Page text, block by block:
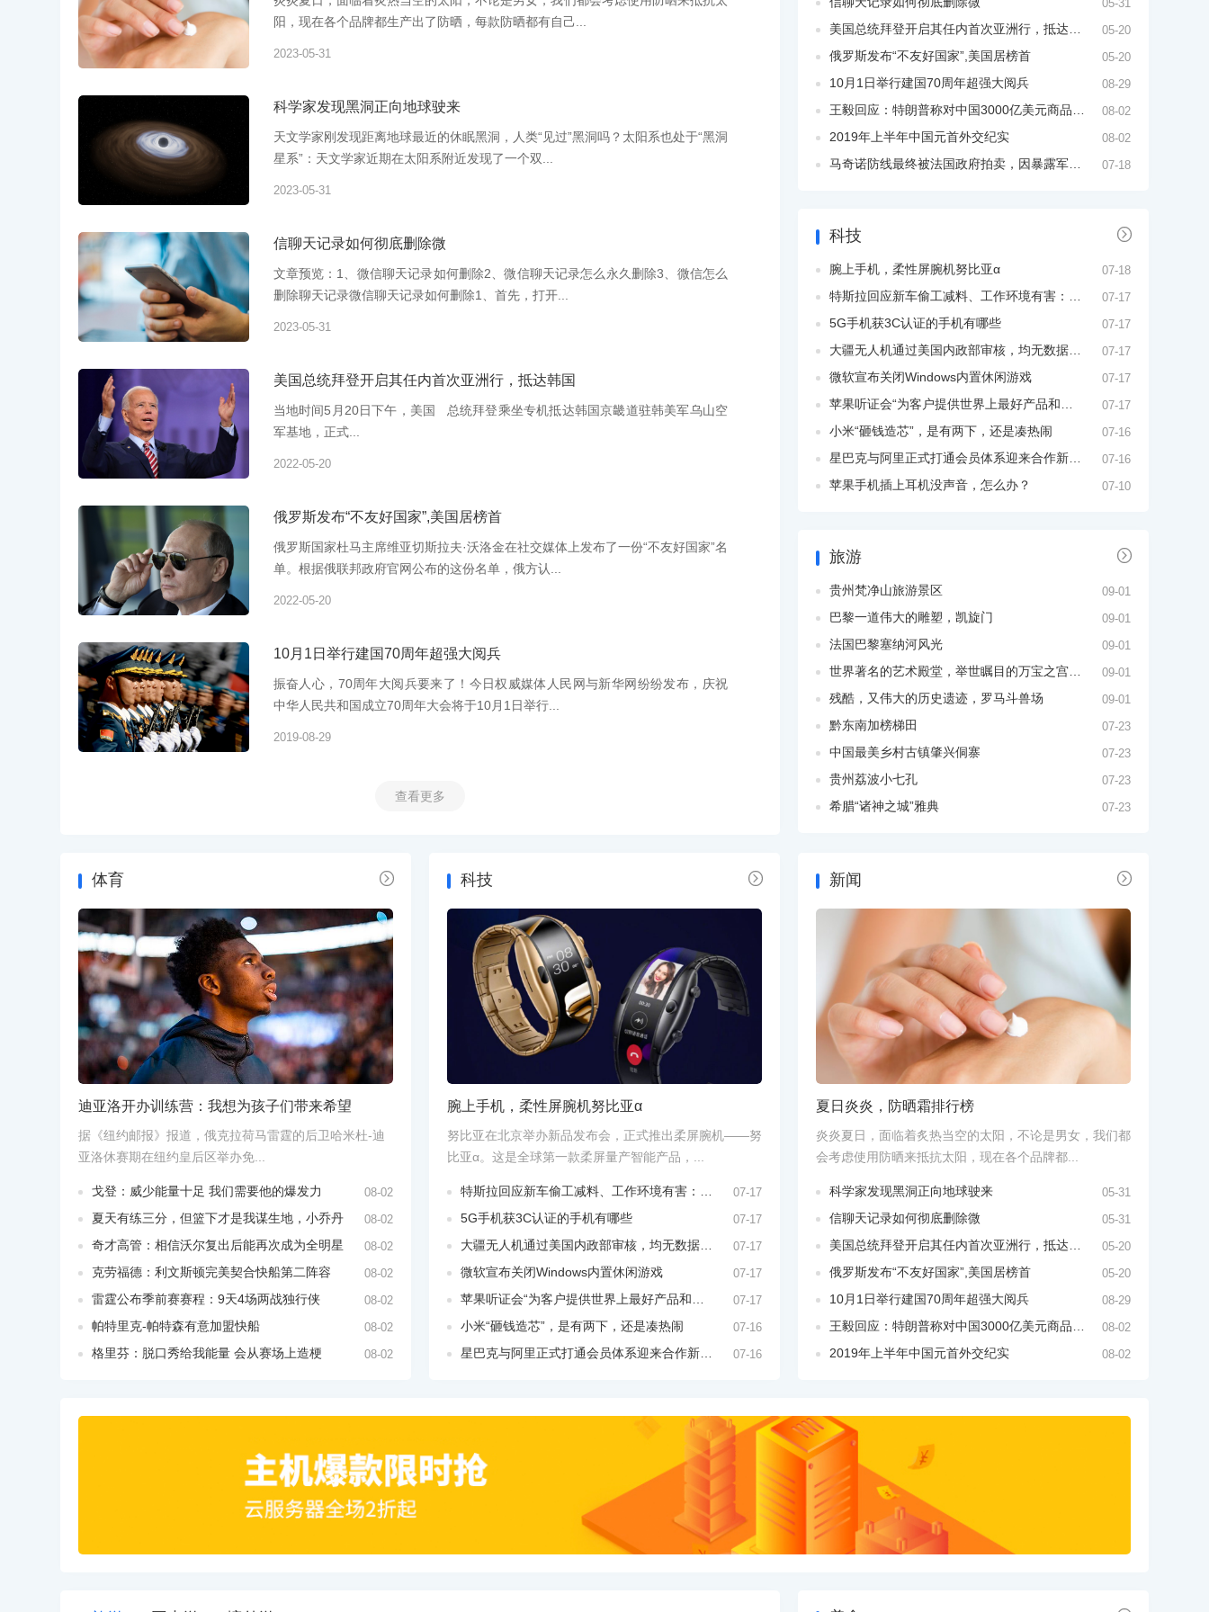
阳，现在各个品牌都生产出了防晒，每款防晒都有自己...
2023-05-31
科学家发现黑洞正向地球驶来
天文学家刚发现距离地球最近的休眠黑洞，人类“见过”黑洞吗？太阳系也处于“黑洞
星系”：天文学家近期在太阳系附近发现了一个双...
2023-05-31
信聊天记录如何彻底删除微
文章预览：1、微信聊天记录如何删除2、微信聊天记录怎么永久删除3、微信怎么
删除聊天记录微信聊天记录如何删除1、首先，打开...
2023-05-31
美国总统拜登开启其任内首次亚洲行，抵达韩国
当地时间5月20日下午，美国 总统拜登乘坐专机抵达韩国京畿道驻韩美军乌山空
军基地，正式...
2022-05-20
俄罗斯发布“不友好国家”,美国居榜首
俄罗斯国家杜马主席维亚切斯拉夫·沃洛金在社交媒体上发布了一份“不友好国家”名
单。根据俄联邦政府官网公布的这份名单，俄方认...
2022-05-20
10月1日举行建国70周年超强大阅兵
振奋人心，70周年大阅兵要来了！今日权威媒体人民网与新华网纷纷发布，庆祝
中华人民共和国成立70周年大会将于10月1日举行...
2019-08-29
查看更多
05-31
美国总统拜登开启其任内首次亚洲行，抵达韩国 05-20
俄罗斯发布“不友好国家”,美国居榜首 05-20
10月1日举行建国70周年超强大阅兵 08-29
王毅回应：特朗普称对中国3000亿美元商品加征关税 08-02
2019年上半年中国元首外交纪实 08-02
马奇诺防线最终被法国政府拍卖，因暴露军事问题 07-18
科技 
腕上手机，柔性屏腕机努比亚α 07-18
特斯拉回应新车偷工减料、工作环境有害：这不是事实 07-17
5G手机获3C认证的手机有哪些 07-17
大疆无人机通过美国内政部审核，均无数据外传现象 07-17
微软宣布关闭Windows内置休闲游戏 07-17
苹果听证会“为客户提供世界上最好产品和生态系统” 07-17
小米“砸钱造芯”，是有两下，还是凑热闹 07-16
星巴克与阿里正式打通会员体系迎来合作新阶段 07-16
苹果手机插上耳机没声音，怎么办？ 07-10
旅游 
贵州梵净山旅游景区 09-01
巴黎一道伟大的雕塑，凯旋门 09-01
法国巴黎塞纳河风光 09-01
世界著名的艺术殿堂，举世瞩目的万宝之宫卢浮宫 09-01
残酷，又伟大的历史遗迹，罗马斗兽场 09-01
黔东南加榜梯田 07-23
中国最美乡村古镇肇兴侗寨 07-23
贵州荔波小七孔 07-23
希腊“诸神之城”雅典 07-23
体育 
迪亚洛开办训练营：我想为孩子们带来希望
据《纽约邮报》报道，俄克拉荷马雷霆的后卫哈米杜-迪
亚洛休赛期在纽约皇后区举办免...
戈登：威少能量十足 我们需要他的爆发力 08-02
夏天有练三分，但篮下才是我谋生地，小乔丹 08-02
奇才高管：相信沃尔复出后能再次成为全明星 08-02
克劳福德：利文斯顿完美契合快船第二阵容 08-02
雷霆公布季前赛赛程：9天4场两战独行侠 08-02
帕特里克-帕特森有意加盟快船 08-02
格里芬：脱口秀给我能量 会从赛场上造梗 08-02
科技 
腕上手机，柔性屏腕机努比亚α
努比亚在北京举办新品发布会，正式推出柔屏腕机——努
比亚α。这是全球第一款柔屏量产智能产品，...
特斯拉回应新车偷工减料、工作环境有害：这不是事实 07-17
5G手机获3C认证的手机有哪些 07-17
大疆无人机通过美国内政部审核，均无数据外传现象 07-17
微软宣布关闭Windows内置休闲游戏 07-17
苹果听证会“为客户提供世界上最好产品和生态系统” 07-17
小米“砸钱造芯”，是有两下，还是凑热闹 07-16
星巴克与阿里正式打通会员体系迎来合作新阶段 07-16
新闻 
夏日炎炎，防晒霜排行榜
炎炎夏日，面临着炙热当空的太阳，不论是男女，我们都
会考虑使用防晒来抵抗太阳，现在各个品牌都...
科学家发现黑洞正向地球驶来 05-31
信聊天记录如何彻底删除微 05-31
美国总统拜登开启其任内首次亚洲行，抵达韩国 05-20
俄罗斯发布“不友好国家”,美国居榜首 05-20
10月1日举行建国70周年超强大阅兵 08-29
王毅回应：特朗普称对中国3000亿美元商品加征关税 08-02
2019年上半年中国元首外交纪实 08-02